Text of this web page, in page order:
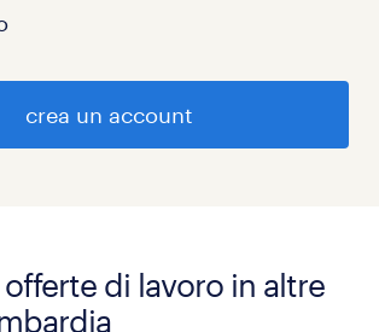
crea un account
di lavoro in altre